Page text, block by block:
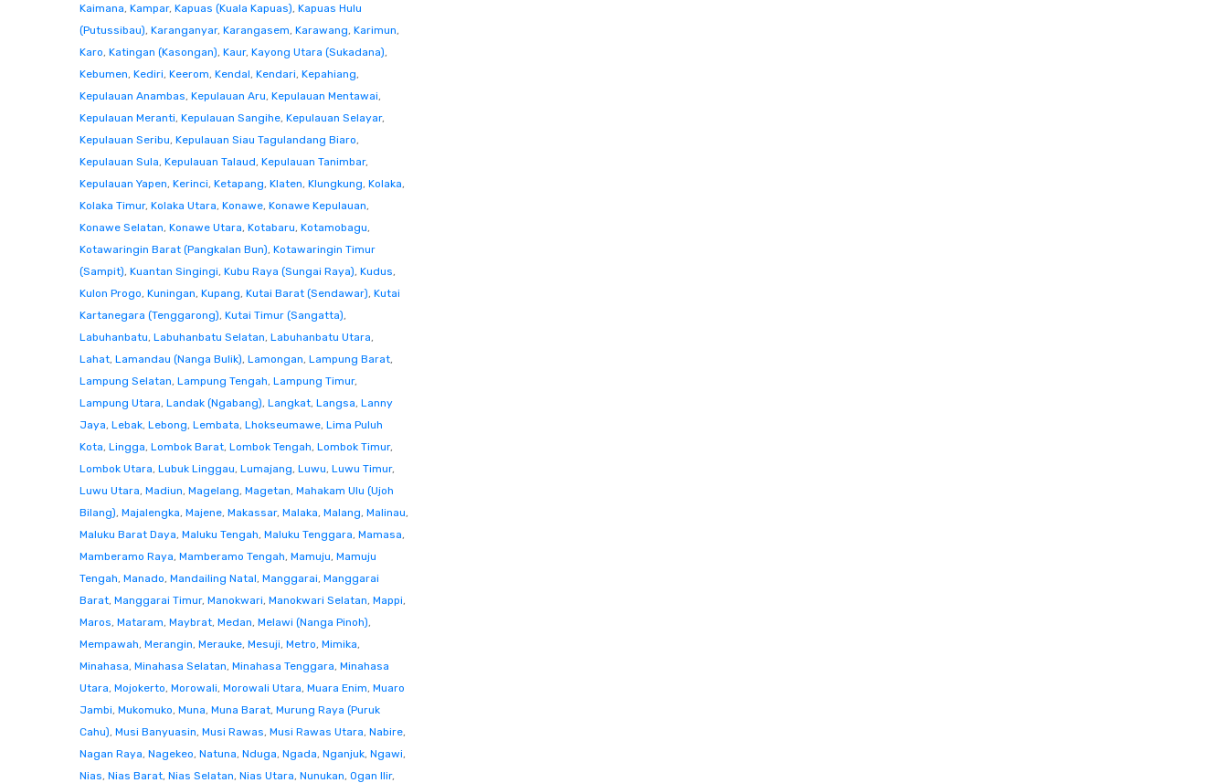
Kaimana, Kampar, Kapuas (Kuala Kapuas), Kapuas Hulu
(Putussibau), Karanganyar, Karangasem, Karawang, Karimun,
Karo, Katingan (Kasongan), Kaur, Kayong Utara (Sukadana),
Kebumen, Kediri, Keerom, Kendal, Kendari, Kepahiang,
Kepulauan Anambas, Kepulauan Aru, Kepulauan Mentawai,
Kepulauan Meranti, Kepulauan Sangihe, Kepulauan Selayar,
Kepulauan Seribu, Kepulauan Siau Tagulandang Biaro,
Kepulauan Sula, Kepulauan Talaud, Kepulauan Tanimbar,
Kepulauan Yapen, Kerinci, Ketapang, Klaten, Klungkung, Kolaka,
Kolaka Timur, Kolaka Utara, Konawe, Konawe Kepulauan,
Konawe Selatan, Konawe Utara, Kotabaru, Kotamobagu,
Kotawaringin Barat (Pangkalan Bun), Kotawaringin Timur
(Sampit), Kuantan Singingi, Kubu Raya (Sungai Raya), Kudus,
Kulon Progo, Kuningan, Kupang, Kutai Barat (Sendawar), Kutai
Kartanegara (Tenggarong), Kutai Timur (Sangatta),
Labuhanbatu, Labuhanbatu Selatan, Labuhanbatu Utara,
Lahat, Lamandau (Nanga Bulik), Lamongan, Lampung Barat,
Lampung Selatan, Lampung Tengah, Lampung Timur,
Lampung Utara, Landak (Ngabang), Langkat, Langsa, Lanny
Jaya, Lebak, Lebong, Lembata, Lhokseumawe, Lima Puluh
Kota, Lingga, Lombok Barat, Lombok Tengah, Lombok Timur,
Lombok Utara, Lubuk Linggau, Lumajang, Luwu, Luwu Timur,
Luwu Utara, Madiun, Magelang, Magetan, Mahakam Ulu (Ujoh
Bilang), Majalengka, Majene, Makassar, Malaka, Malang, Malinau,
Maluku Barat Daya, Maluku Tengah, Maluku Tenggara, Mamasa,
Mamberamo Raya, Mamberamo Tengah, Mamuju, Mamuju
Tengah, Manado, Mandailing Natal, Manggarai, Manggarai
Barat, Manggarai Timur, Manokwari, Manokwari Selatan, Mappi,
Maros, Mataram, Maybrat, Medan, Melawi (Nanga Pinoh),
Mempawah, Merangin, Merauke, Mesuji, Metro, Mimika,
Minahasa, Minahasa Selatan, Minahasa Tenggara, Minahasa
Utara, Mojokerto, Morowali, Morowali Utara, Muara Enim, Muaro
Jambi, Mukomuko, Muna, Muna Barat, Murung Raya (Puruk
Cahu), Musi Banyuasin, Musi Rawas, Musi Rawas Utara, Nabire,
Nagan Raya, Nagekeo, Natuna, Nduga, Ngada, Nganjuk, Ngawi,
Nias, Nias Barat, Nias Selatan, Nias Utara, Nunukan, Ogan Ilir,